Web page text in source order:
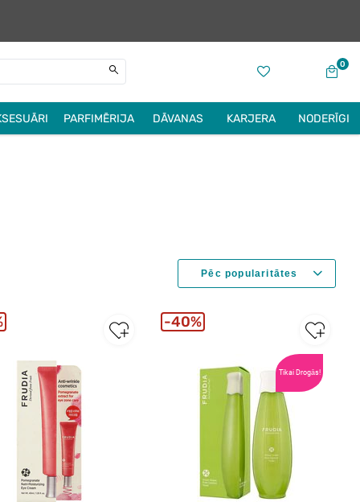
0
PARFIMĒRIJA DĀVANAS KARJERA NODERĪGI
Tikai Drogās!
40%